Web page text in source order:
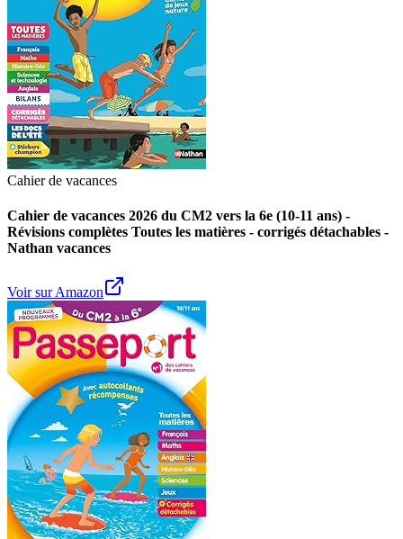
Cahier de vacances
Cahier de vacances 2026 du CM2 vers la 6e (10-11 ans) -
Révisions complètes Toutes les matières - corrigés détachables -
Nathan vacances
Voir sur Amazon